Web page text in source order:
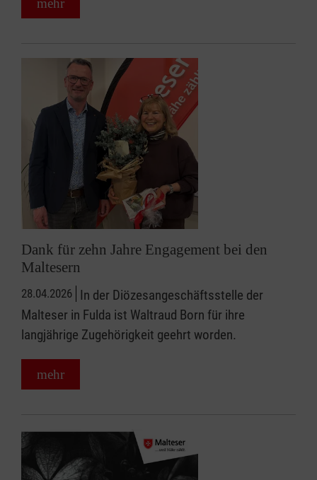
mehr
Dank für zehn Jahre Engagement bei den
Maltesern
28.04.2026 In der Diözesangeschäftsstelle der
Malteser in Fulda ist Waltraud Born für ihre
langjährige Zugehörigkeit geehrt worden.
mehr